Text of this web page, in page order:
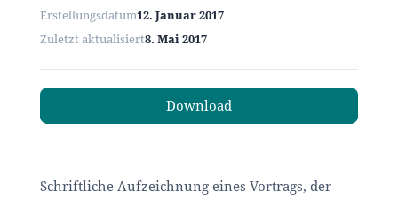
Erstellungsdatum12. Januar 2017
Zuletzt aktualisiert8. Mai 2017
Download
Schriftliche Aufzeichnung eines Vortrags, der